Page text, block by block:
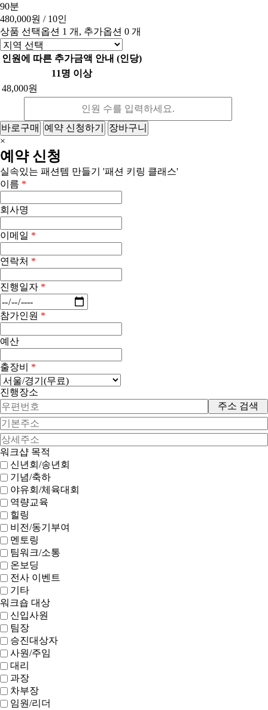
90분
480,000원 / 10인
상품 선택옵션 1 개, 추가옵션 0 개
인원에 따른 추가금액 안내 (인당)
11명 이상
48,000원
바로구매 예약 신청하기
장바구니
×
예약 신청
실속있는 패션템 만들기 '패션 키링 클래스'
이름 *
회사명
이메일 *
연락처 *
진행일자 *
참가인원 *
예산
출장비 *
진행장소
주소 검색
워크샵 목적
신년회/송년회
기념/축하
야유회/체육대회
역량교육
힐링
비전/동기부여
멘토링
팀워크/소통
온보딩
전사 이벤트
기타
워크숍 대상
신입사원
팀장
승진대상자
사원/주임
대리
과장
차부장
임원/리더